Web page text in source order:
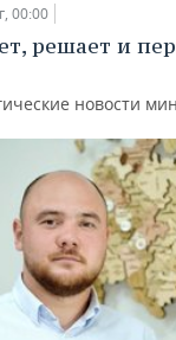
00:00
решает и
новости